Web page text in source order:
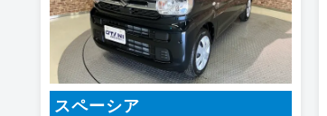
スペーシア